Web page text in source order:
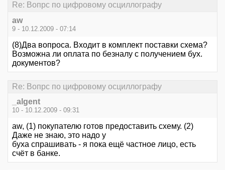
Re: Вопрс по цифровому осциллографу
aw
9 - 10.12.2009 - 07:14
(8)Два вопроса. Входит в комплект поставки схема?
Возможна ли оплата по безналу с получением бух.
документов?
Re: Вопрс по цифровому осциллографу
_algent
10 - 10.12.2009 - 09:31
aw, (1) покупателю готов предоставить схему. (2)
Даже не знаю, это надо у
буха спрашивать - я пока ещё частное лицо, есть
счёт в банке.